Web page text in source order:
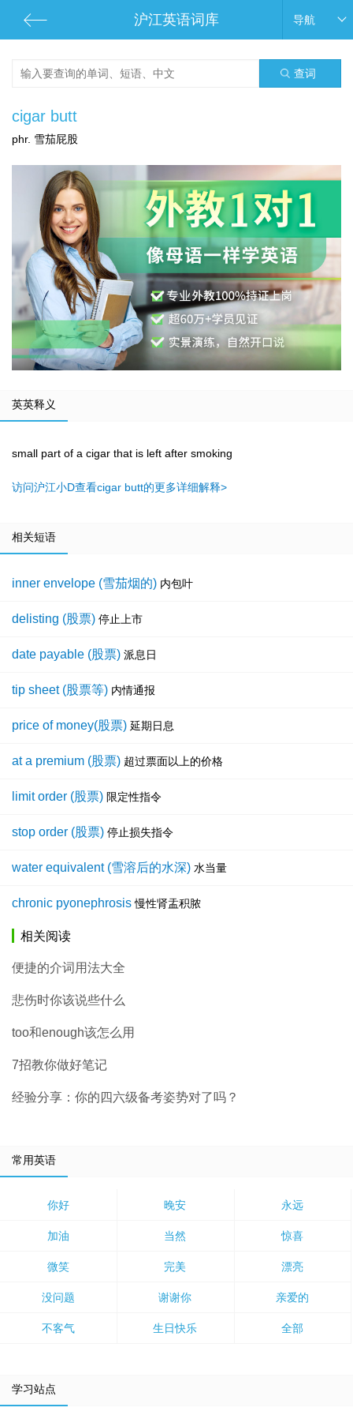
沪江英语词库 导航
查词
cigar butt
phr. 雪茄屁股
英英释义
small part of a cigar that is left after smoking
访问沪江小D查看cigar butt的更多详细解释>
相关短语
inner envelope (雪茄烟的) 内包叶
delisting (股票) 停止上市
date payable (股票) 派息日
tip sheet (股票等) 内情通报
price of money(股票) 延期日息
at a premium (股票) 超过票面以上的价格
limit order (股票) 限定性指令
stop order (股票) 停止损失指令
water equivalent (雪溶后的水深) 水当量
chronic pyonephrosis 慢性肾盂积脓
相关阅读
便捷的介词用法大全
悲伤时你该说些什么
too和enough该怎么用
7招教你做好笔记
经验分享：你的四六级备考姿势对了吗？
常用英语
你好 晚安 永远
加油 当然 惊喜
微笑 完美 漂亮
没问题 谢谢你 亲爱的
不客气 生日快乐 全部
学习站点